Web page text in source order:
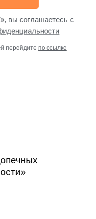
вы соглашаетесь с
перейдитепо ссылке